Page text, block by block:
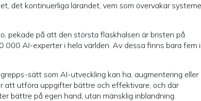
det kontinuerliga lärandet, vem som övervakar
pekade på att den största flaskhalsen är bristen på
000 AI-experter i hela världen. Av dessa finns bara fem i
sätt som AI-utveckling kan ha, augmentering eller
att utföra uppgifter bättre och effektivare, och där
bättre på egen hand, utan mänsklig inblandning.